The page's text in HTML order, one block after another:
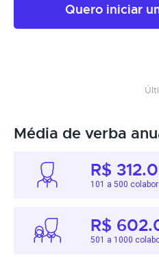
Quero iniciar
Média de verba
R$
101 a 500
R$
501 a 1000